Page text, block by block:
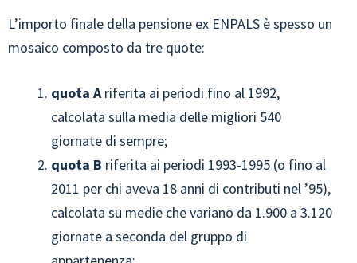
L’importo finale della pensione ex ENPALS è spesso un
mosaico composto da tre quote:
quota Ariferita ai periodi fino al 1992,
calcolata sulla media delle migliori 540
giornate di sempre;
quota B riferita ai periodi 1993-1995 (o fino al
2011 per chi aveva 18 anni di contributi nel ’95),
calcolata su medie che variano da 1.900 a 3.120
giornate a seconda del gruppo di